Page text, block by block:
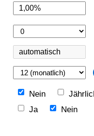
Nein
Ja Nein